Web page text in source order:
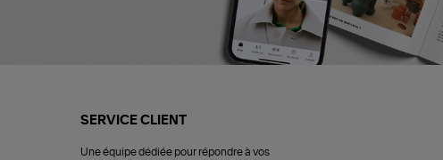
SERVICE CLIENT
Une équipe dédiée pour répondre à vos